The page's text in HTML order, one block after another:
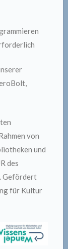
von
und
des
Gefördert
für Kultur